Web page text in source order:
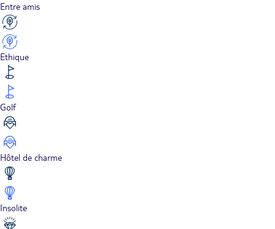
Entre amis
Ethique
Golf
Hôtel de charme
Insolite